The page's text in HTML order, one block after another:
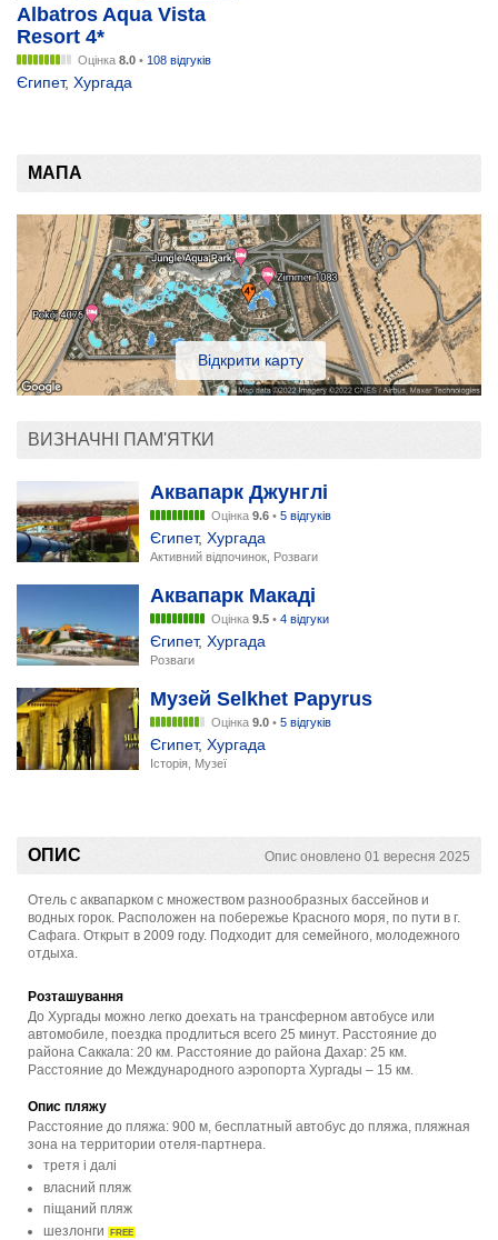
Albatros Aqua Vista
Resort 4*
Оцінка 8.0 • 108 відгуків
Єгипет, Хургада
МАПА
Відкрити карту
ВИЗНАЧНІ ПАМ'ЯТКИ
Аквапарк Джунглі
Оцінка 9.6 • 5 відгуків
Єгипет, Хургада
Активний відпочинок, Розваги
Аквапарк Макаді
Оцінка 9.5 • 4 відгуки
Єгипет, Хургада
Розваги
Музей Selkhet Papyrus
Оцінка 9.0 • 5 відгуків
Єгипет, Хургада
Історія, Музеї
ОПИС Опис оновлено 01 вересня 2025
Отель с аквапарком с множеством разнообразных бассейнов и
водных горок. Расположен на побережье Красного моря, по пути в г.
Сафага. Открыт в 2009 году. Подходит для семейного, молодежного
отдыха.
Розташування
До Хургады можно легко доехать на трансферном автобусе или
автомобиле, поездка продлиться всего 25 минут. Расстояние до
района Саккала: 20 км. Расстояние до района Дахар: 25 км.
Расстояние до Международного аэропорта Хургады – 15 км.
Опис пляжу
Расстояние до пляжа: 900 м, бесплатный автобус до пляжа, пляжная
зона на территории отеля-партнера.
третя і далі
власний пляж
піщаний пляж
шезлонги FREE